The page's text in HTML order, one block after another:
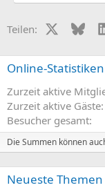
Teilen: X
Online-Statistiken
Zurzeit aktive
Zurzeit aktive Gäste
Besucher gesamt
Die Summen können
Neueste Themen